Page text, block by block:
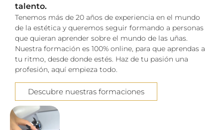
talento.
Tenemos más de 20 años de experiencia en el mundo
de la estética y queremos seguir formando a personas
que quieran aprender sobre el mundo de las uñas.
Nuestra formación es 100% online, para que aprendas a
tu ritmo, desde donde estés. Haz de tu pasión una
profesión, aquí empieza todo.
Descubre nuestras formaciones